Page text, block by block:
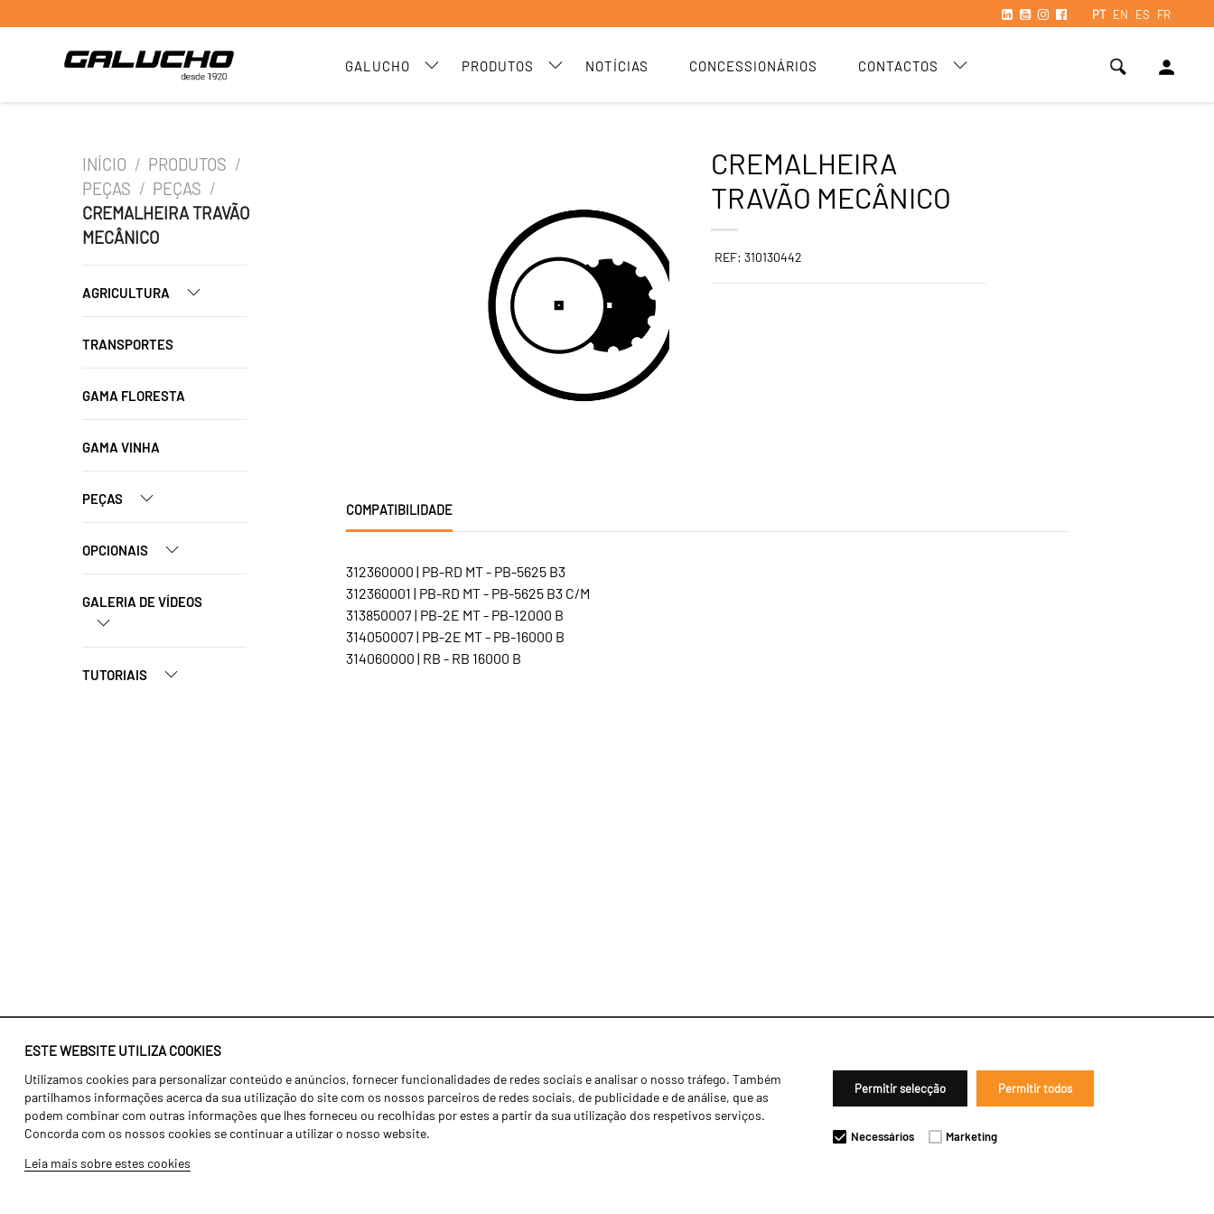
PT EN ES FR
GALUCHO PRODUTOS NOTÍCIAS CONCESSIONÁRIOS CONTACTOS person
ESTE WEBSITE UTILIZA COOKIES
Utilizamos cookies para personalizar conteúdo e anúncios, fornecer funcionalidades de redes sociais e analisar o nosso tráfego. Também
partilhamos informações acerca da sua utilização do site com os nossos parceiros de redes sociais, de publicidade e de análise, que as
podem combinar com outras informações que lhes forneceu ou recolhidas por estes a partir da sua utilização dos respetivos serviços.
Concorda com os nossos cookies se continuar a utilizar o nosso website.
Leia mais sobre estes cookies
Permitir selecção Permitir todos
Necessários Marketing
INÍCIO / PRODUTOS /
PEÇAS / PEÇAS /
CREMALHEIRA TRAVÃO
MECÂNICO
AGRICULTURA
TRANSPORTES
GAMA FLORESTA
GAMA VINHA
PEÇAS
OPCIONAIS
GALERIA DE VÍDEOS
TUTORIAIS
CREMALHEIRA
TRAVÃO MECÂNICO
REF: 310130442
COMPATIBILIDADE
312360000 | PB-RD MT - PB-5625 B3
312360001 | PB-RD MT - PB-5625 B3 C/M
313850007 | PB-2E MT - PB-12000 B
314050007 | PB-2E MT - PB-16000 B
314060000 | RB - RB 16000 B
Identidade
História
Fábrica / Produção
Recursos Humanos
Agricultura
Transportes
Gama Floresta
Notícias
Concessionários